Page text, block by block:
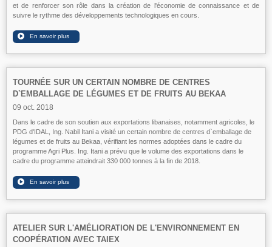
et de renforcer son rôle dans la création de l'économie de connaissance et de
suivre le rythme des développements technologiques en cours.
TOURNÉE SUR UN CERTAIN NOMBRE DE CENTRES
D`EMBALLAGE DE LÉGUMES ET DE FRUITS AU BEKAA
09 oct. 2018
Dans le cadre de son soutien aux exportations libanaises, notamment agricoles, le
PDG d'IDAL, Ing. Nabil Itani a visité un certain nombre de centres d`emballage de
légumes et de fruits au Bekaa, vérifiant les normes adoptées dans le cadre du
programme Agri Plus. Ing. Itani a prévu que le volume des exportations dans le
cadre du programme atteindrait 330 000 tonnes à la fin de 2018.
ATELIER SUR L'AMÉLIORATION DE L'ENVIRONNEMENT EN
COOPÉRATION AVEC TAIEX